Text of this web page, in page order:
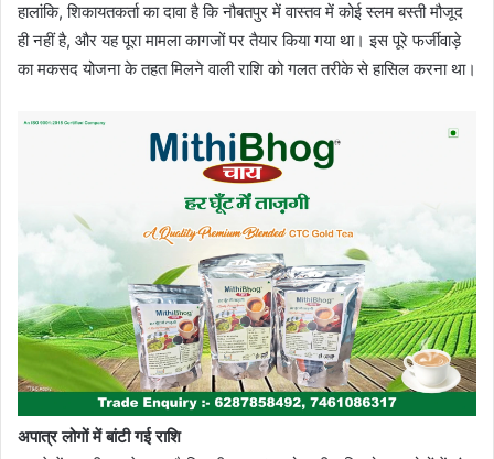
हालांकि, शिकायतकर्ता का दावा है कि नौबतपुर में वास्तव में कोई स्लम बस्ती मौजूद
ही नहीं है, और यह पूरा मामला कागजों पर तैयार किया गया था। इस पूरे फर्जीवाड़े
का मकसद योजना के तहत मिलने वाली राशि को गलत तरीके से हासिल करना था।
अपात्र लोगों में बांटी गई राशि